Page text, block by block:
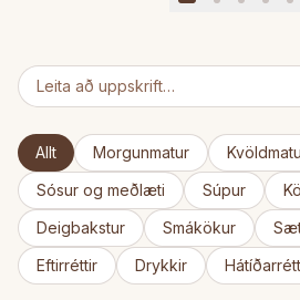
Allt Morgunmatur
Sósur og meðlæti
Súpur
Deigbakstur
Smákökur
Eftirréttir
Drykkir